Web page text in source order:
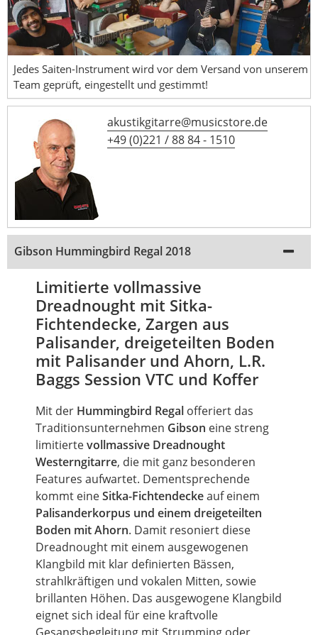
Jedes Saiten-Instrument wird vor dem Versand von unserem
Team geprüft, eingestellt und gestimmt!
akustikgitarre@musicstore.de
+49 (0)221 / 88 84 - 1510
Gibson Hummingbird Regal 2018
Limitierte vollmassive
Dreadnought mit Sitka-
Fichtendecke, Zargen aus
Palisander, dreigeteilten Boden
mit Palisander und Ahorn, L.R.
Baggs Session VTC und Koffer
Mit der Hummingbird Regal offeriert das
Traditionsunternehmen Gibson eine streng
limitiertevollmassive Dreadnought
Westerngitarre, die mit ganz besonderen
Features aufwartet. Dementsprechende
kommt eineSitka-Fichtendeckeauf einem
Palisanderkorpus und einem dreigeteilten
Boden mit Ahorn. Damit resoniert diese
Dreadnought mit einem ausgewogenen
Klangbild mit klar definierten Bässen,
strahlkräftigen und vokalen Mitten, sowie
brillanten Höhen. Das ausgewogene Klangbild
eignet sich ideal für eine kraftvolle
Gesangsbegleitung mit Strumming oder